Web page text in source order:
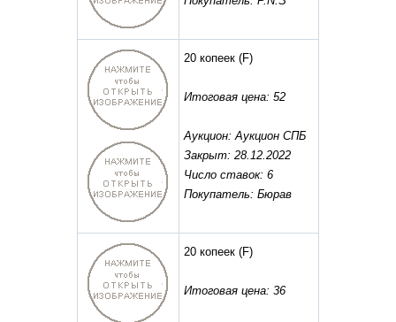
20 копеек (F)
Итоговая цена: 52
Аукцион: Аукцион СПБ
Закрыт: 28.12.2022
Число ставок: 6
Покупатель: Бюрав
20 копеек (F)
Итоговая цена: 36